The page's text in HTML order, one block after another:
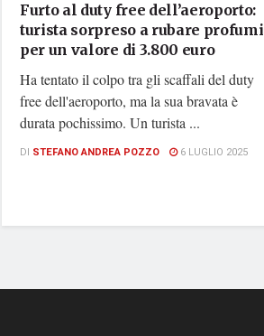
Furto al duty free dell’aeroporto:
turista sorpreso a rubare profumi
per un valore di 3.800 euro
Ha tentato il colpo tra gli scaffali del duty
free dell'aeroporto, ma la sua bravata è
durata pochissimo. Un turista ...
DI STEFANO ANDREA POZZO 6 LUGLIO 2025